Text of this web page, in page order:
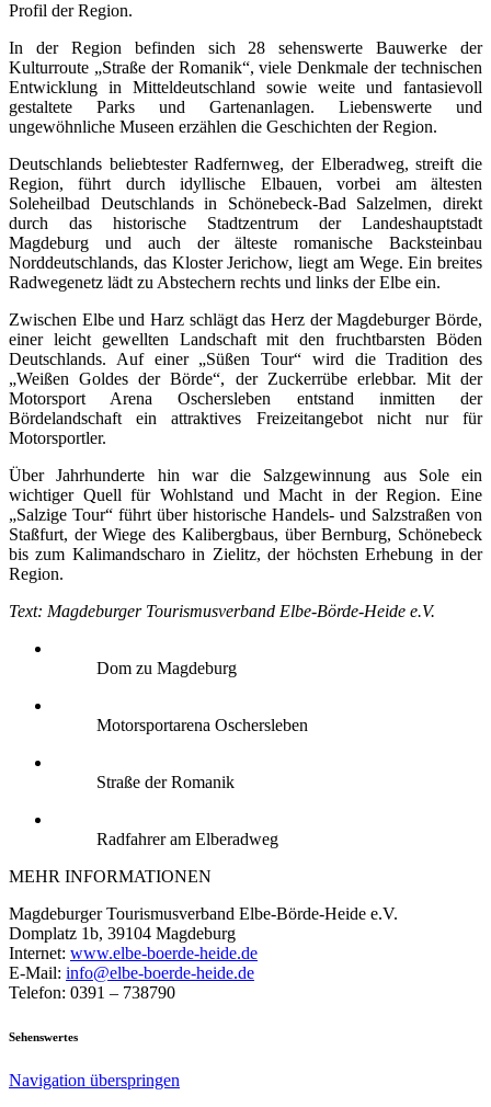
Profil der Region.
In der Region befinden sich 28 sehenswerte Bauwerke der
Kulturroute „Straße der Romanik“, viele Denkmale der technischen
Entwicklung in Mitteldeutschland sowie weite und fantasievoll
gestaltete Parks und Gartenanlagen. Liebenswerte und
ungewöhnliche Museen erzählen die Geschichten der Region.
Deutschlands beliebtester Radfernweg, der Elberadweg, streift die
Region, führt durch idyllische Elbauen, vorbei am ältesten
Soleheilbad Deutschlands in Schönebeck-Bad Salzelmen, direkt
durch das historische Stadtzentrum der Landeshauptstadt
Magdeburg und auch der älteste romanische Backsteinbau
Norddeutschlands, das Kloster Jerichow, liegt am Wege. Ein breites
Radwegenetz lädt zu Abstechern rechts und links der Elbe ein.
Zwischen Elbe und Harz schlägt das Herz der Magdeburger Börde,
einer leicht gewellten Landschaft mit den fruchtbarsten Böden
Deutschlands. Auf einer „Süßen Tour“ wird die Tradition des
„Weißen Goldes der Börde“, der Zuckerrübe erlebbar. Mit der
Motorsport Arena Oschersleben entstand inmitten der
Bördelandschaft ein attraktives Freizeitangebot nicht nur für
Motorsportler.
Über Jahrhunderte hin war die Salzgewinnung aus Sole ein
wichtiger Quell für Wohlstand und Macht in der Region. Eine
„Salzige Tour“ führt über historische Handels- und Salzstraßen von
Staßfurt, der Wiege des Kalibergbaus, über Bernburg, Schönebeck
bis zum Kalimandscharo in Zielitz, der höchsten Erhebung in der
Region.
Text: Magdeburger Tourismusverband Elbe-Börde-Heide e.V.
Dom zu Magdeburg
Motorsportarena Oschersleben
Straße der Romanik
Radfahrer am Elberadweg
MEHR INFORMATIONEN
Magdeburger Tourismusverband Elbe-Börde-Heide e.V.
Domplatz 1b, 39104 Magdeburg
Internet: www.elbe-boerde-heide.de
E-Mail: info@elbe-boerde-heide.de
Telefon: 0391 – 738790
Sehenswertes
Navigation überspringen